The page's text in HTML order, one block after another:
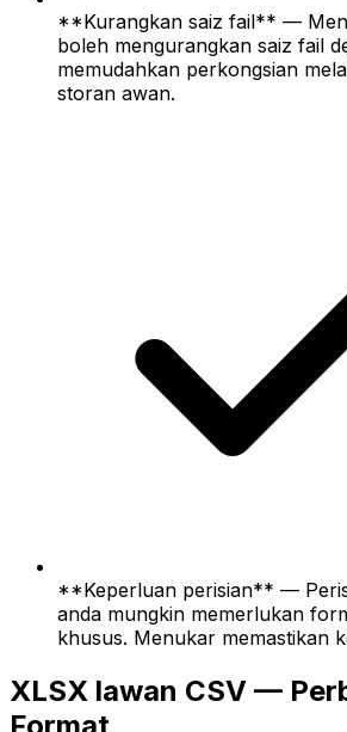
**Kurangkan saiz fail** —
boleh mengurangkan saiz fail
memudahkan perkongsian
storan awan.
**Keperluan perisian** —
anda mungkin memerlukan
khusus. Menukar memastikan
XLSX lawan CSV —
Format